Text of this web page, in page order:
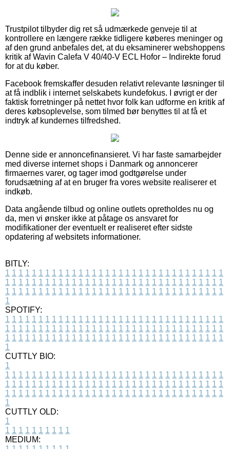
Trustpilot tilbyder dig ret så udmærkede genveje til at
kontrollere en længere række tidligere køberes meninger og
af den grund anbefales det, at du eksaminerer webshoppens
kritik af Wavin Calefa V 40/40-V ECL Hofor – Indirekte forud
for at du køber.
Facebook fremskaffer desuden relativt relevante løsninger til
at få indblik i internet selskabets kundefokus. I øvrigt er der
faktisk forretninger på nettet hvor folk kan udforme en kritik af
deres købsoplevelse, som tilmed bør benyttes til at få et
indtryk af kundernes tilfredshed.
Denne side er annoncefinansieret. Vi har faste samarbejder
med diverse internet shops i Danmark og annoncerer
firmaernes varer, og tager imod godtgørelse under
forudsætning af at en bruger fra vores website realiserer et
indkøb.
Data angående tilbud og online outlets opretholdes nu og
da, men vi ønsker ikke at påtage os ansvaret for
modifikationer der eventuelt er realiseret efter sidste
opdatering af websitets informationer.
BITLY:
1 1 1 1 1 1 1 1 1 1 1 1 1 1 1 1 1 1 1 1 1 1 1 1 1 1 1 1 1 1 1 1 1
1 1 1 1 1 1 1 1 1 1 1 1 1 1 1 1 1 1 1 1 1 1 1 1 1 1 1 1 1 1 1 1 1
1 1 1 1 1 1 1 1 1 1 1 1 1 1 1 1 1 1 1 1 1 1 1 1 1 1 1 1 1 1 1 1 1
1
SPOTIFY:
1 1 1 1 1 1 1 1 1 1 1 1 1 1 1 1 1 1 1 1 1 1 1 1 1 1 1 1 1 1 1 1 1
1 1 1 1 1 1 1 1 1 1 1 1 1 1 1 1 1 1 1 1 1 1 1 1 1 1 1 1 1 1 1 1 1
1 1 1 1 1 1 1 1 1 1 1 1 1 1 1 1 1 1 1 1 1 1 1 1 1 1 1 1 1 1 1 1 1
1
CUTTLY BIO:
1
1 1 1 1 1 1 1 1 1 1 1 1 1 1 1 1 1 1 1 1 1 1 1 1 1 1 1 1 1 1 1 1 1
1 1 1 1 1 1 1 1 1 1 1 1 1 1 1 1 1 1 1 1 1 1 1 1 1 1 1 1 1 1 1 1 1
1 1 1 1 1 1 1 1 1 1 1 1 1 1 1 1 1 1 1 1 1 1 1 1 1 1 1 1 1 1 1 1 1
1
CUTTLY OLD:
1
1 1 1 1 1 1 1 1 1 1
MEDIUM: